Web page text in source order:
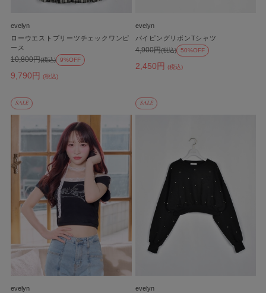
evelyn
ローウエストプリーツチェックワンピ
ース
9,790円 (税込)
10,800円(税込) 9%OFF
evelyn
パイピングリボンTシャツ
2,450円 (税込)
4,900円(税込) 50%OFF
SALE
evelyn
SALE
evelyn